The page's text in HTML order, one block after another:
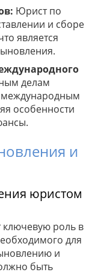
Юрист по
и сборе
является
делам
международным
особенности
и
юристом
роль в
для
и
быть